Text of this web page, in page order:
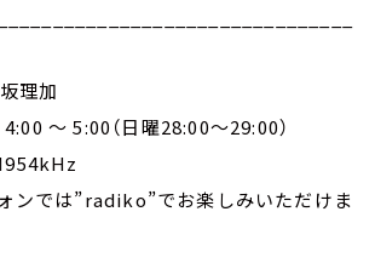
理加
～ 5:00（日曜28:00～29:00）
ンでは”radiko”でお楽しみいただけま